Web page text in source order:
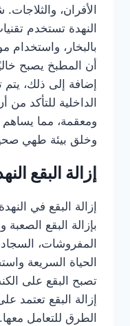
الأفران،
النهدة تستخدم
بالبخار،
أن المطبخ يصبح
إضافة إلى ذلك، يتم
الداخلية للتأكد
ومعقمة، مما
وخلق بيئة طهي
إزالة البقع
إزالة البقع في
بإزالة البقع الصعبة
المفروشات،
الحياة السريعة
تصبح البقع على
إزالة البقع تعتمد
الطرق للتعامل